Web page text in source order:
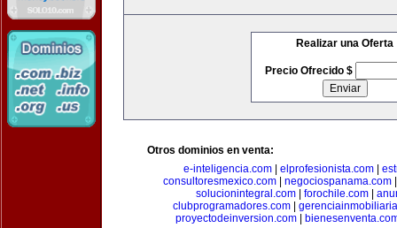
Realizar una Oferta
Precio Ofrecido $
Otros dominios en venta:
e-inteligencia.com
elprofesionista.com
consultoresmexico.com| negociospanama.com
solucionintegral.com| forochile.com|
clubprogramadores.com
proyectodeinversion.com|